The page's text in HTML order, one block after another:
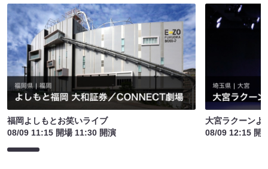
福岡よしもとお笑いライブ
08/09 11:15 開場 11:30 開演
大宮ラクーンよ
08/09 12:15 開